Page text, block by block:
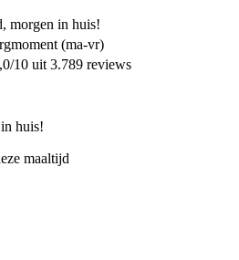
morgen in huis!
(ma-vr)
10 uit 3.789 reviews
huis!
maaltijd